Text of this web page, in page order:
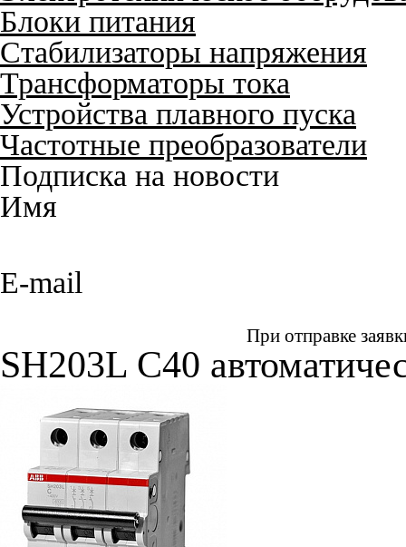
Блоки питания
Стабилизаторы напряжения
Трансформаторы тока
Устройства плавного пуска
Частотные преобразователи
Подписка на новости
Имя
E-mail
При отправке
SH203L C40